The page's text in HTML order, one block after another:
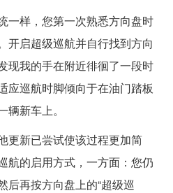
一样，您第一次熟悉方向盘时
开启超级巡航并自行找到方向
现我的手在附近徘徊了一段时
应巡航时脚倾向于在油门踏板
新车上。
更新已尝试使该过程更加简
航的启用方式，一方面：您仍
后再按方向盘上的“超级巡